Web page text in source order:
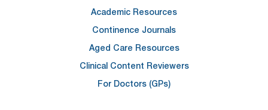
Academic Resources
Continence Journals
Aged Care Resources
Clinical Content Reviewers
For Doctors (GPs)